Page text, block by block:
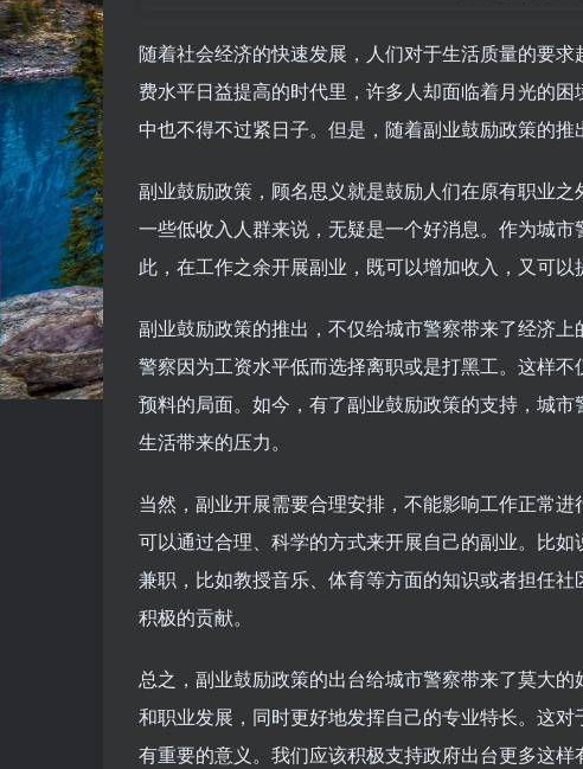
随着社会经济的快速发展，人们对于生活质量的要
费水平日益提高的时代里，许多人却面临着月光的
中也不得不过紧日子。但是，随着副业鼓励政策的推
副业鼓励政策，顾名思义就是鼓励人们在原有职业
一些低收入人群来说，无疑是一个好消息。作为城
此，在工作之余开展副业，既可以增加收入，又可
副业鼓励政策的推出，不仅给城市警察带来了经济
警察因为工资水平低而选择离职或是打黑工。这样
预料的局面。如今，有了副业鼓励政策的支持，城
生活带来的压力。
当然，副业开展需要合理安排，不能影响工作正常
可以通过合理、科学的方式来开展自己的副业。比
兼职，比如教授音乐、体育等方面的知识或者担任
积极的贡献。
总之，副业鼓励政策的出台给城市警察带来了莫大
和职业发展，同时更好地发挥自己的专业特长。这
有重要的意义。我们应该积极支持政府出台更多这